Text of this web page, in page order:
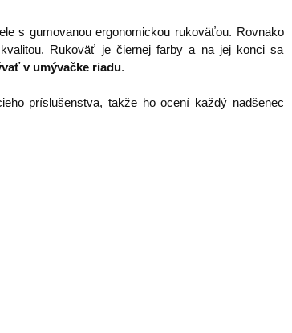
s gumovanou ergonomickou rukoväťou. Rovnako
Rukoväť je čiernej farby a na jej konci sa
v umývačke riadu.
príslušenstva, takže ho ocení každý nadšenec